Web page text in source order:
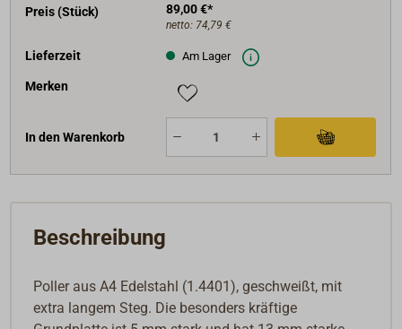
Preis (Stück)
89,00 €*
netto: 74,79 €
Lieferzeit Am Lager
Merken
In den Warenkorb
Beschreibung
Poller aus A4 Edelstahl (1.4401), geschweißt, mit
extra langem Steg. Die besonders kräftige